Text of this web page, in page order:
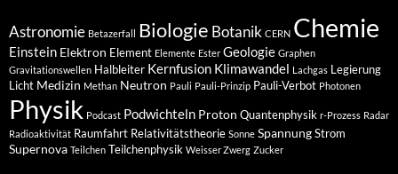
Astronomie Betazerfall Biologie Botanik CERN Chemie
Einstein Elektron Element Elemente Ester Geologie Graphen
Gravitationswellen Halbleiter Kernfusion Klimawandel Lachgas Legierung
Licht Medizin Methan Neutron Pauli Pauli-Prinzip Pauli-Verbot Photonen
Physik Podcast Podwichteln Proton Quantenphysik r-Prozess Radar
Radioaktivität Raumfahrt Relativitätstheorie Sonne Spannung Strom
Supernova Teilchen Teilchenphysik Weisser Zwerg Zucker